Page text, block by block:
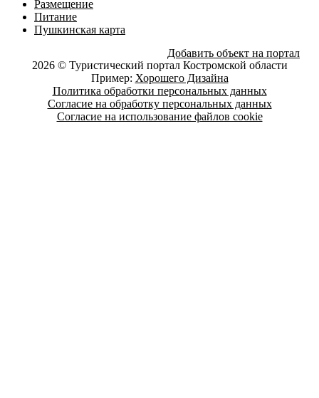
Размещение
Питание
Пушкинская карта
Добавить объект на портал
2026 © Туристический портал Костромской области
Пример: Хорошего Дизайна
Политика обработки персональных данных
Согласие на обработку персональных данных
Согласие на использование файлов cookie